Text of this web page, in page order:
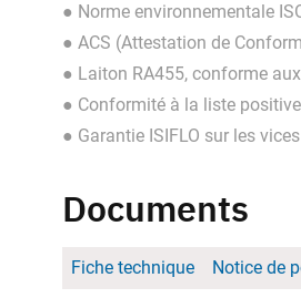
● Norme environnementale
● ACS (Attestation de
● Laiton RA455, conforme
● Conformité à la liste
● Garantie ISIFLO sur les
Documents
Fiche technique Notice de